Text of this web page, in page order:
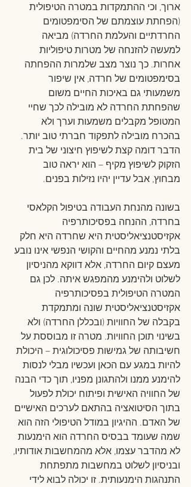
ארוך, וכי ההתמקדות במטרה הטיפולית
(הפחתת עוצמתם של הסימפטומים
החרדתיים והעלמת החרדה) מביאה
למעשה להזנחה של מטרות טיפוליות
אחרות. כך נוצר מצב שלמרות ההפחתה
בסימפטומים של חרדה, אין שיפור
משמעותי גם באיכות החיים משום
שהפחתת החרדה לא מובילה לכך שחיי
המטופל מקבלים משמעות וערך ולא
בהכרח מובילה לתפקוד חברתי טוב יותר.
הדבר דומה קצת לשיפוץ חיצוני של בית
הזקוק לשיפוץ מקיף – הוא יראה טוב
מבחוץ, אבל עדיין יהיו נזילות בפנים.
בשונה מהנחת העבודה בטיפול הקלאסי
בחרדה, ההנחה בפסיכותרפיה
אקזיסטנציאליסטית היא שחרדה היא חלק
בלתי נמנע מהחיים והקושי הנפשי אינו נובע
מעצם קיום החרדה, אלא דווקא מהניסיון
לשלוט ולהימנע מהמפגש איתה. לכן גם
המטרה הטיפולית בפסיכותרפיה
אקזיסטנציאליסטית שונה ומתמקדת
בקבלה של החוויות (ובכללן החרדה) ולא
בשינוי תוכן החוויות. מטרה זו מבוססת על
חשיבותה של גמישות פסיכולוגית – היכולת
להיות במגע עם הכאן ועכשיו מבלי לנסות
להימנע ממנו ולהתגונן מפניו, תוך כדי הבנה
של החוויה האישית ופיתוח יכולת לפעול
בתוך הסיטואציה בהתאם לערכים האישיים
של האדם. ההיגיון במודל הטיפולי הזה הוא
שמה שעומד בבסיס החרדה הוא הימנעות
לא מהדבר עצמו, אלא מהמחשבות אודותיו,
ובניסיון לשלוט במחשבות מתפתחת
התנהגות הימנעותית. זו יכולה לבוא לידי